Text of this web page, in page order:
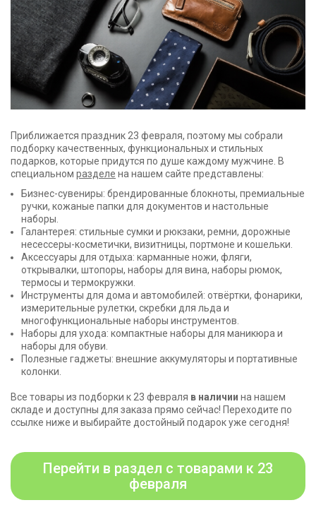
Приближается праздник 23 февраля, поэтому мы собрали
подборку качественных, функциональных и стильных
подарков, которые придутся по душе каждому мужчине. В
специальном разделе на нашем сайте представлены:
Бизнес-сувениры: брендированные блокноты, премиальные
ручки, кожаные папки для документов и настольные
наборы.
Галантерея: стильные сумки и рюкзаки, ремни, дорожные
несессеры-косметички, визитницы, портмоне и кошельки.
Аксессуары для отдыха: карманные ножи, фляги,
открывалки, штопоры, наборы для вина, наборы рюмок,
термосы и термокружки.
Инструменты для дома и автомобилей: отвёртки, фонарики,
измерительные рулетки, скребки для льда и
многофункциональные наборы инструментов.
Наборы для ухода: компактные наборы для маникюра и
наборы для обуви.
Полезные гаджеты: внешние аккумуляторы и портативные
колонки.
Все товары из подборки к 23 февраля в наличии на нашем
складе и доступны для заказа прямо сейчас! Переходите по
ссылке ниже и выбирайте достойный подарок уже сегодня!
Перейти в раздел с товарами к 23
февраля